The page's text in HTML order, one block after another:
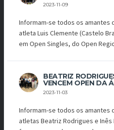
2023-11-09
Informam-se todos os amantes
atleta Luis Clemente (Castelo
em Open Singles, do Open
BEATRIZ
VENCEM OPEN DA
2023-11-03
Informam-se todos os amantes
atletas Beatriz Rodrigues e